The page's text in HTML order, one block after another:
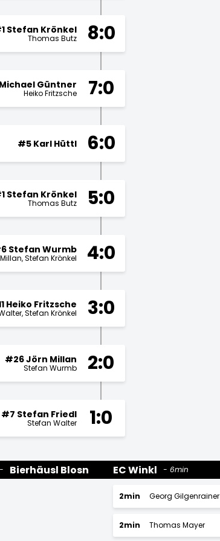
8:0
Stefan Krönkel
Thomas Butz
7:0
Güntner
Heiko Fritzsche
6:0
#5 Karl Hüttl
5:0
Stefan Krönkel
Thomas Butz
4:0
Stefan Wurmb
Stefan Krönkel
3:0
Heiko Fritzsche
Stefan Krönkel
2:0
#26 Jörn Millan
Stefan Wurmb
1:0
#7 Stefan Friedl
Stefan Walter
Bierhäusl Blosn EC Winkl 6min
2min Georg Gilgenrainer
2min Thomas Mayer